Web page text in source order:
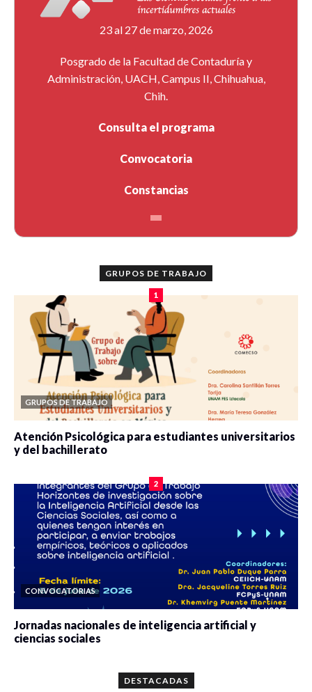
23 al 27 de marzo, 2026
Posgrado de la Facultad de Contaduría y
Administración, UACH, Campus II, Chihuahua,
Chih.
Consulta el programa
Convocatoria
Constancias
GRUPOS DE TRABAJO
1
GRUPOS DE TRABAJO
Atención Psicológica para estudiantes universitarios
y del bachillerato
2
CONVOCATORIAS
Jornadas nacionales de inteligencia artificial y
ciencias sociales
DESTACADAS